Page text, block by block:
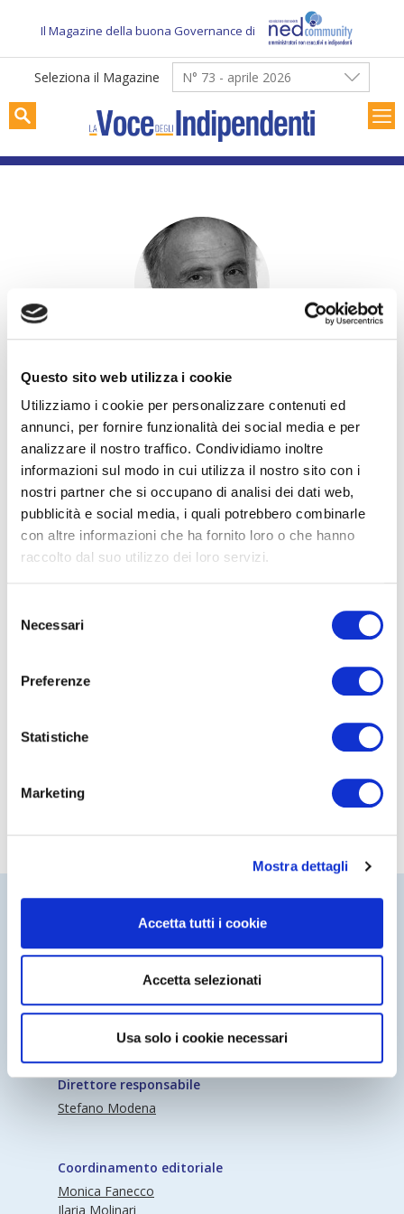
Questo sito web utilizza i cookie
Utilizziamo i cookie per personalizzare contenuti ed
annunci, per fornire funzionalità dei social media e per
analizzare il nostro traffico. Condividiamo inoltre
informazioni sul modo in cui utilizza il nostro sito con i
nostri partner che si occupano di analisi dei dati web,
pubblicità e social media, i quali potrebbero combinarle
con altre informazioni che ha fornito loro o che hanno
raccolto dal suo utilizzo dei loro servizi.
delNecessari
Preferenze
Statistiche
Marketing
Mostra dettagli
Accetta tutti i cookie
Accetta selezionati
Usa solo i cookie necessari
content
Il Magazine della buona Governance di
Seleziona il Magazine N° 73 - aprile 2026
Roger Abravanel
Director Emeritus Mckinsey e saggista
indipendente della
Leggi
Periodico Nedcommunity Reg. Tribunale di
Milano n° 341 (17/07/2009) Editore:
Nedcommunity
Direttore responsabile
Stefano Modena
Coordinamento editoriale
Monica Fanecco
Ilaria Molinari